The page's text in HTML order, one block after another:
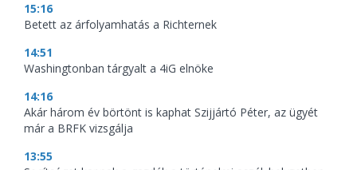
15:16
Betett az árfolyamhatás a Richternek
14:51
Washingtonban tárgyalt a 4iG elnöke
14:16
Akár három év börtönt is kaphat Szijjártó Péter, az ügyét
már a BRFK vizsgálja
13:55